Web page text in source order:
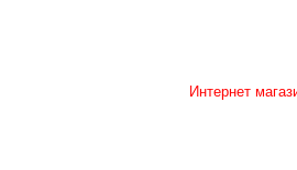
Интернет